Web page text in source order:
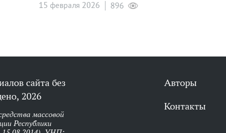
15 февраля 2026
896
сайта без
2026
массовой
Республики
Авторы
Контакты